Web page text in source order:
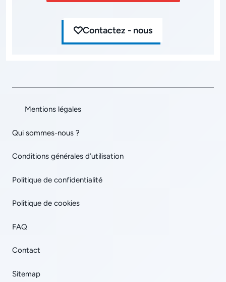
Contactez - nous
Mentions légales
Qui sommes-nous ?
Conditions générales d’utilisation
Politique de confidentialité
Politique de cookies
FAQ
Contact
Sitemap